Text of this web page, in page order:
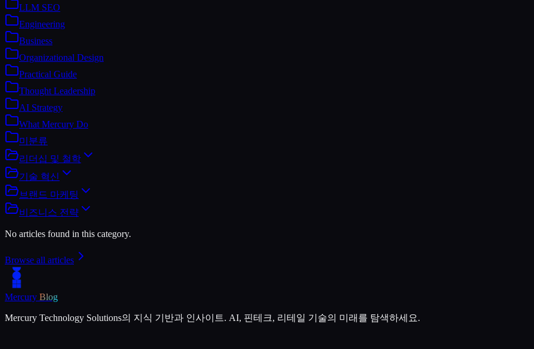
LLM SEO
Engineering
Business
Organizational Design
Practical Guide
Thought Leadership
AI Strategy
What Mercury Do
미분류
리더십 및 철학
기술 혁신
브랜드 마케팅
비즈니스 전략
No articles found in this category.
Browse all articles
Mercury Blog
Mercury Technology Solutions의 지식 기반과 인사이트. AI, 핀테크, 리테일 기술의 미래를 탐색하세요.